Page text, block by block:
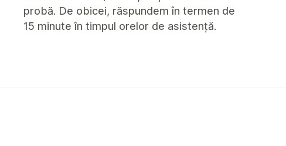
probă. De obicei, răspundem în termen de
15 minute în timpul orelor de asistență.